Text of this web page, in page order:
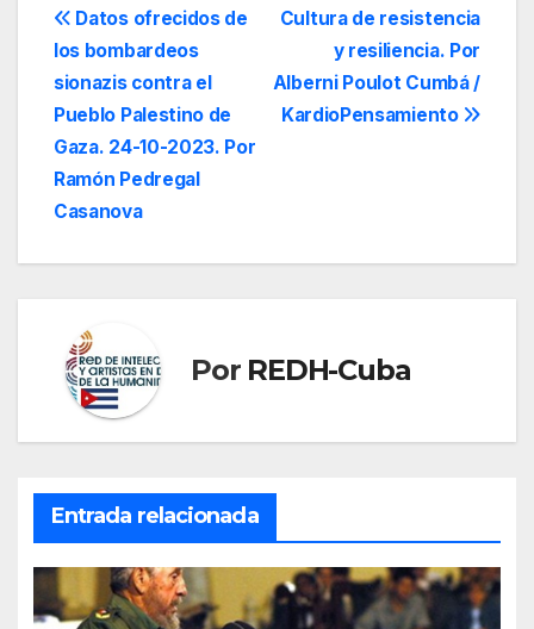
Navegación
de
entradas
Cultura de resistencia
y resiliencia. Por
Alberni Poulot Cumbá /
KardioPensamiento
Datos ofrecidos de
los bombardeos
sionazis contra el
Pueblo Palestino de
Gaza. 24-10-2023. Por
Ramón Pedregal
Casanova
Por REDH-Cuba
Entrada relacionada